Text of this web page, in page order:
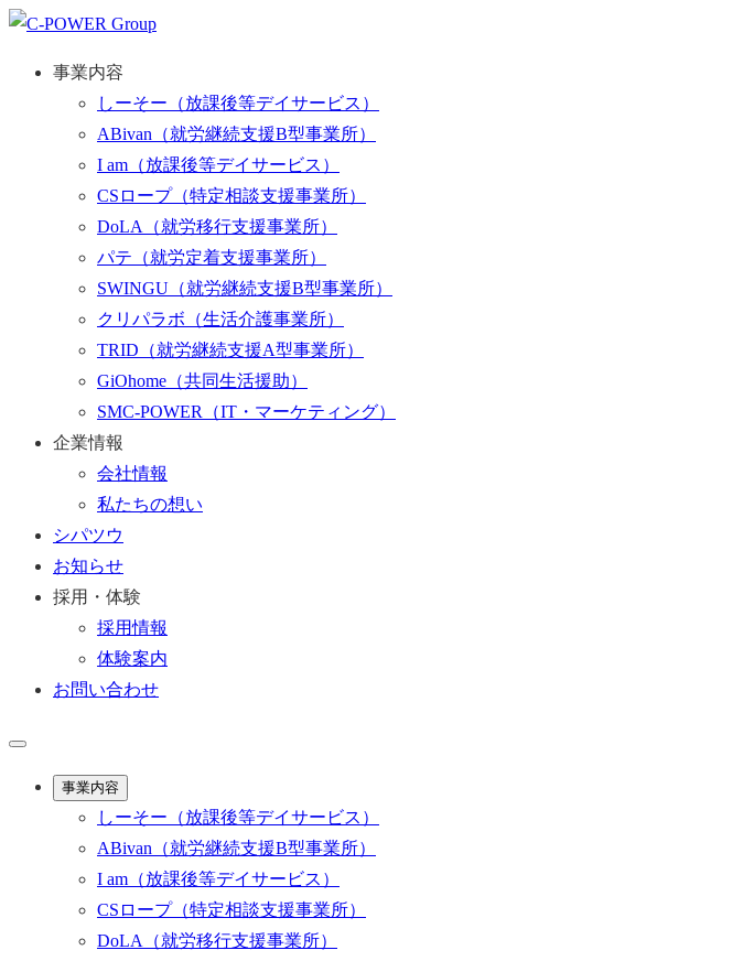
事業内容
しーそー （放課後等デイサービス）
ABivan （就労継続支援B型事業所）
I am （放課後等デイサービス）
CSロープ（特定相談支援事業所）
DoLA
（就労移行支援事業所）
パテ （就労定着支援事業所）
SWINGU （就労継続支援B型事業所）
クリパラボ （生活介護事業所）
TRID （就労継続支援A型事業所）
GiOhome （共同生活援助）
SMC-POWER
（IT・マーケティング）
企業情報
会社情報
私たちの想い
シパツウ
お知らせ
採用・体験
採用情報
体験案内
お問い合わせ
事業内容
しーそー （放課後等デイサービス）
ABivan （就労継続支援B型事業所）
I am （放課後等デイサービス）
CSロープ（特定相談支援事業所）
DoLA
（就労移行支援事業所）